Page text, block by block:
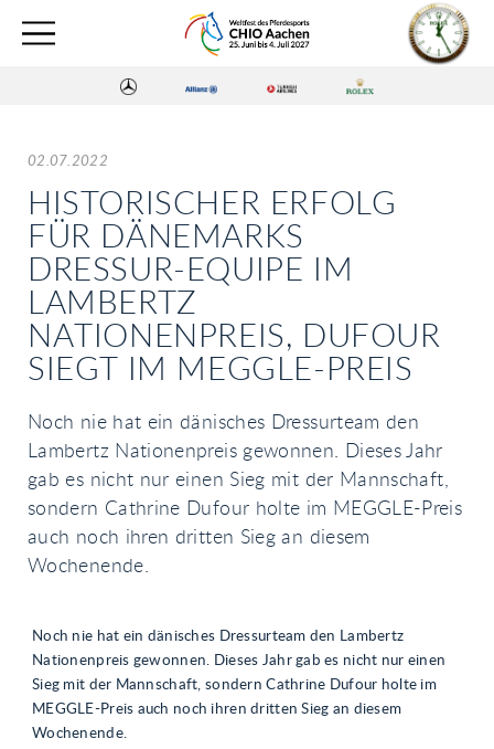
02.07.2022
HISTORISCHER ERFOLG
FÜR DÄNEMARKS
DRESSUR-EQUIPE IM
LAMBERTZ
NATIONENPREIS, DUFOUR
SIEGT IM MEGGLE-PREIS
Noch nie hat ein dänisches Dressurteam den
Lambertz Nationenpreis gewonnen. Dieses Jahr
gab es nicht nur einen Sieg mit der Mannschaft,
sondern Cathrine Dufour holte im MEGGLE-Preis
auch noch ihren dritten Sieg an diesem
Wochenende.
Noch nie hat ein dänisches Dressurteam den Lambertz
Nationenpreis gewonnen. Dieses Jahr gab es nicht nur einen
Sieg mit der Mannschaft, sondern Cathrine Dufour holte im
MEGGLE-Preis auch noch ihren dritten Sieg an diesem
Wochenende.